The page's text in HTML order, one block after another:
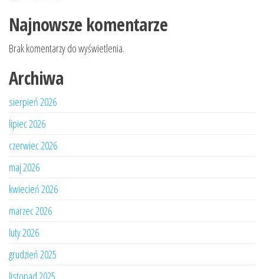
Najnowsze komentarze
Brak komentarzy do wyświetlenia.
Archiwa
sierpień 2026
lipiec 2026
czerwiec 2026
maj 2026
kwiecień 2026
marzec 2026
luty 2026
grudzień 2025
listopad 2025